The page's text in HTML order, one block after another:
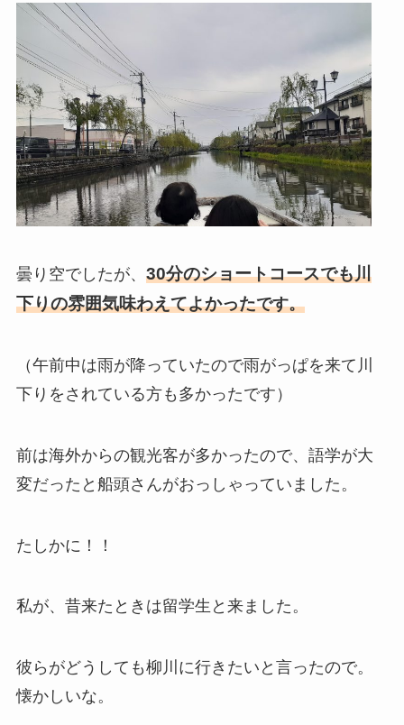
曇り空でしたが、 30分のショートコースでも川
下りの雰囲気味わえてよかったです。
（午前中は雨が降っていたので雨がっぱを来て川
下りをされている方も多かったです）
前は海外からの観光客が多かったので、語学が大
変だったと船頭さんがおっしゃっていました。
たしかに！！
私が、昔来たときは留学生と来ました。
彼らがどうしても柳川に行きたいと言ったので。
懐かしいな。